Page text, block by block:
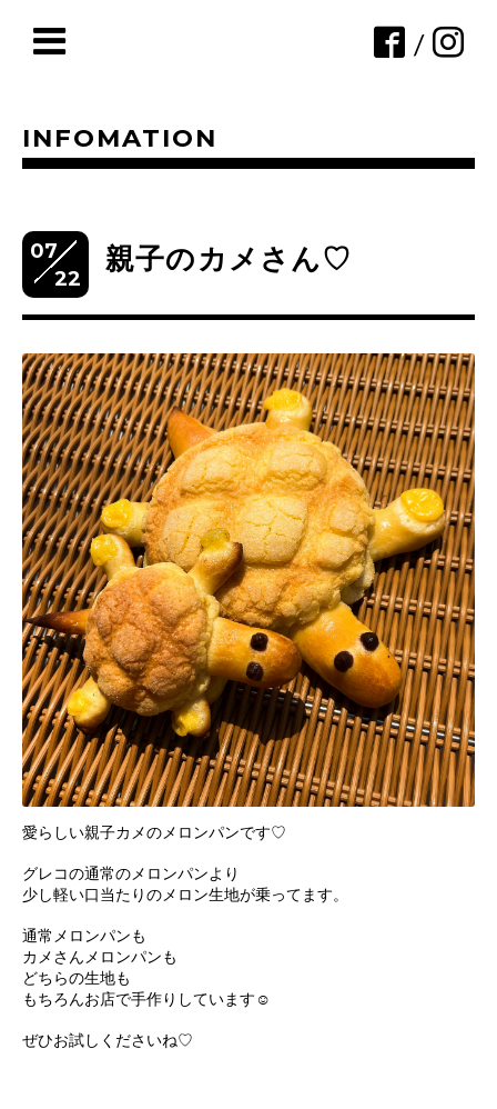
/
INFOMATION
07
22
親子のカメさん♡
愛らしい親子カメのメロンパンです♡
グレコの通常のメロンパンより
少し軽い口当たりのメロン生地が乗ってます。
通常メロンパンも
カメさんメロンパンも
どちらの生地も
もちろんお店で手作りしています☺︎
ぜひお試しくださいね♡